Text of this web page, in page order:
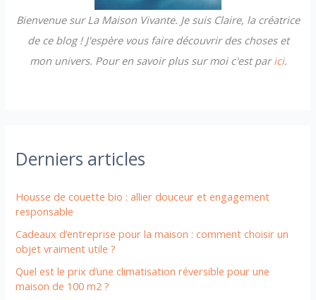
:Bienvenue sur La Maison Vivante. Je suis Claire, la créatrice
de ce blog ! J'espère vous faire découvrir des choses et
mon univers. Pour en savoir plus sur moi c'est parici.
Derniers articles
Housse de couette bio : allier douceur et engagement
responsable
Cadeaux d’entreprise pour la maison : comment choisir un
objet vraiment utile ?
Quel est le prix d’une climatisation réversible pour une
maison de 100 m2 ?